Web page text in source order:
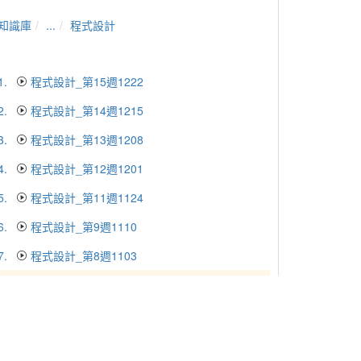
識庫 ... 程式設計
程式設計_第15週1222
程式設計_第14週1215
程式設計_第13週1208
程式設計_第12週1201
程式設計_第11週1124
程式設計_第9週1110
程式設計_第8週1103